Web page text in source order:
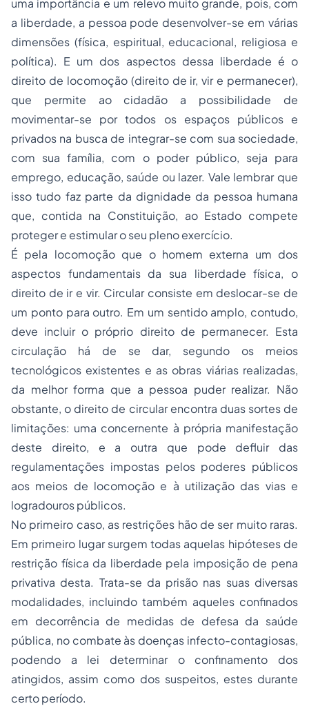
uma importância e um relevo muito grande, pois, com
a liberdade, a pessoa pode desenvolver-se em várias
dimensões (física, espiritual, educacional, religiosa e
política). E um dos aspectos dessa liberdade é o
direito de locomoção (direito de ir, vir e permanecer),
que permite ao cidadão a possibilidade de
movimentar-se por todos os espaços públicos e
privados na busca de integrar-se com sua sociedade,
com sua família, com o poder público, seja para
emprego, educação, saúde ou lazer. Vale lembrar que
isso tudo faz parte da dignidade da pessoa humana
que, contida na Constituição, ao Estado compete
proteger e estimular o seu pleno exercício.
É pela locomoção que o homem externa um dos
aspectos fundamentais da sua liberdade física, o
direito de ir e vir. Circular consiste em deslocar-se de
um ponto para outro. Em um sentido amplo, contudo,
deve incluir o próprio direito de permanecer. Esta
circulação há de se dar, segundo os meios
tecnológicos existentes e as obras viárias realizadas,
da melhor forma que a pessoa puder realizar. Não
obstante, o direito de circular encontra duas sortes de
limitações: uma concernente à própria manifestação
deste direito, e a outra que pode defluir das
regulamentações impostas pelos poderes públicos
aos meios de locomoção e à utilização das vias e
logradouros públicos.
No primeiro caso, as restrições hão de ser muito raras.
Em primeiro lugar surgem todas aquelas hipóteses de
restrição física da liberdade pela imposição de pena
privativa desta. Trata-se da prisão nas suas diversas
modalidades, incluindo também aqueles confinados
em decorrência de medidas de defesa da saúde
pública, no combate às doenças infecto-contagiosas,
podendo a lei determinar o confinamento dos
atingidos, assim como dos suspeitos, estes durante
certo período.